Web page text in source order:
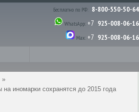
Бесплатно по РФ: 8-800-550-50-64
WhatsApp: +7 925-008-06-16
Max: +7 925-008-06-16
»
иномарки сохранятся до 2015 года